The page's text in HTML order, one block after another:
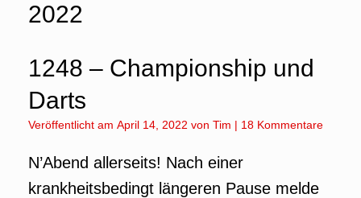
2022
1248 – Championship und
Darts
Veröffentlicht am April 14, 2022 von Tim | 18 Kommentare
N’Abend allerseits! Nach einer
krankheitsbedingt längeren Pause melde